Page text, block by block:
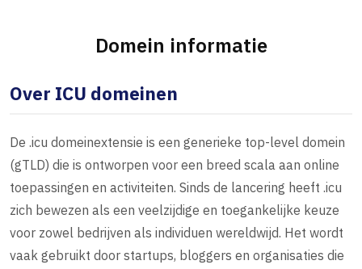
Domein informatie
Over ICU domeinen
De .icu domeinextensie is een generieke top-level domein
(gTLD) die is ontworpen voor een breed scala aan online
toepassingen en activiteiten. Sinds de lancering heeft .icu
zich bewezen als een veelzijdige en toegankelijke keuze
voor zowel bedrijven als individuen wereldwijd. Het wordt
vaak gebruikt door startups, bloggers en organisaties die